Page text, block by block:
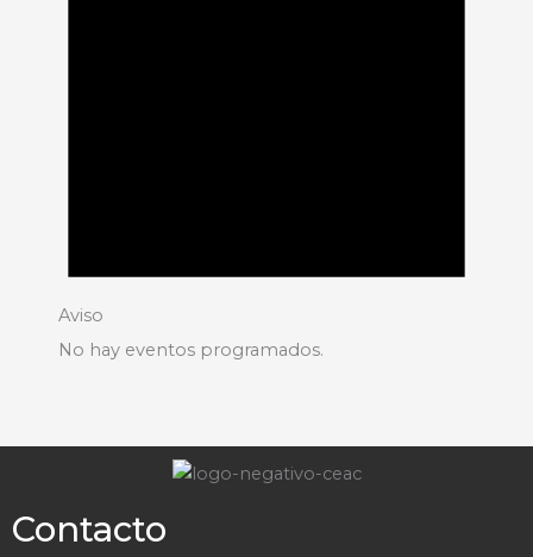
Aviso
No hay eventos programados.
Contacto